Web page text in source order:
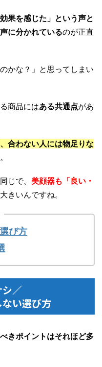
効果を感じた」という声と
に分かれているのが正直
かな？」と思ってしまい
商品にはある共通点があ
合わない人には物足りな
じで、 美顔器も「良い・
きいんですね。
び方
／
い選び方
きポイントはそれほど多